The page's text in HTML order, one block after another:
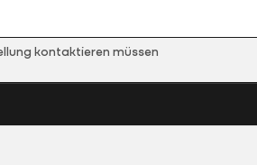
kontaktieren müssen